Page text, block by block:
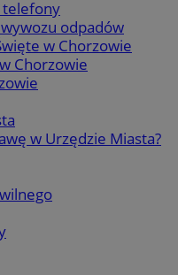
telefony
odpadów
w Chorzowie
Chorzowie
w Urzędzie Miasta?